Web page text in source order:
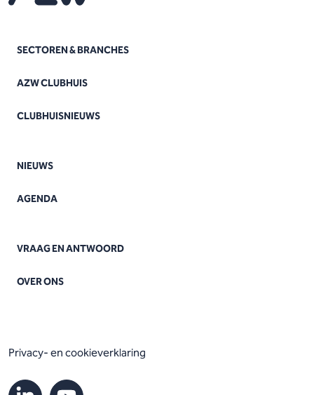
SECTOREN & BRANCHES
AZW CLUBHUIS
CLUBHUISNIEUWS
NIEUWS
AGENDA
VRAAG EN ANTWOORD
OVER ONS
Privacy- en cookieverklaring